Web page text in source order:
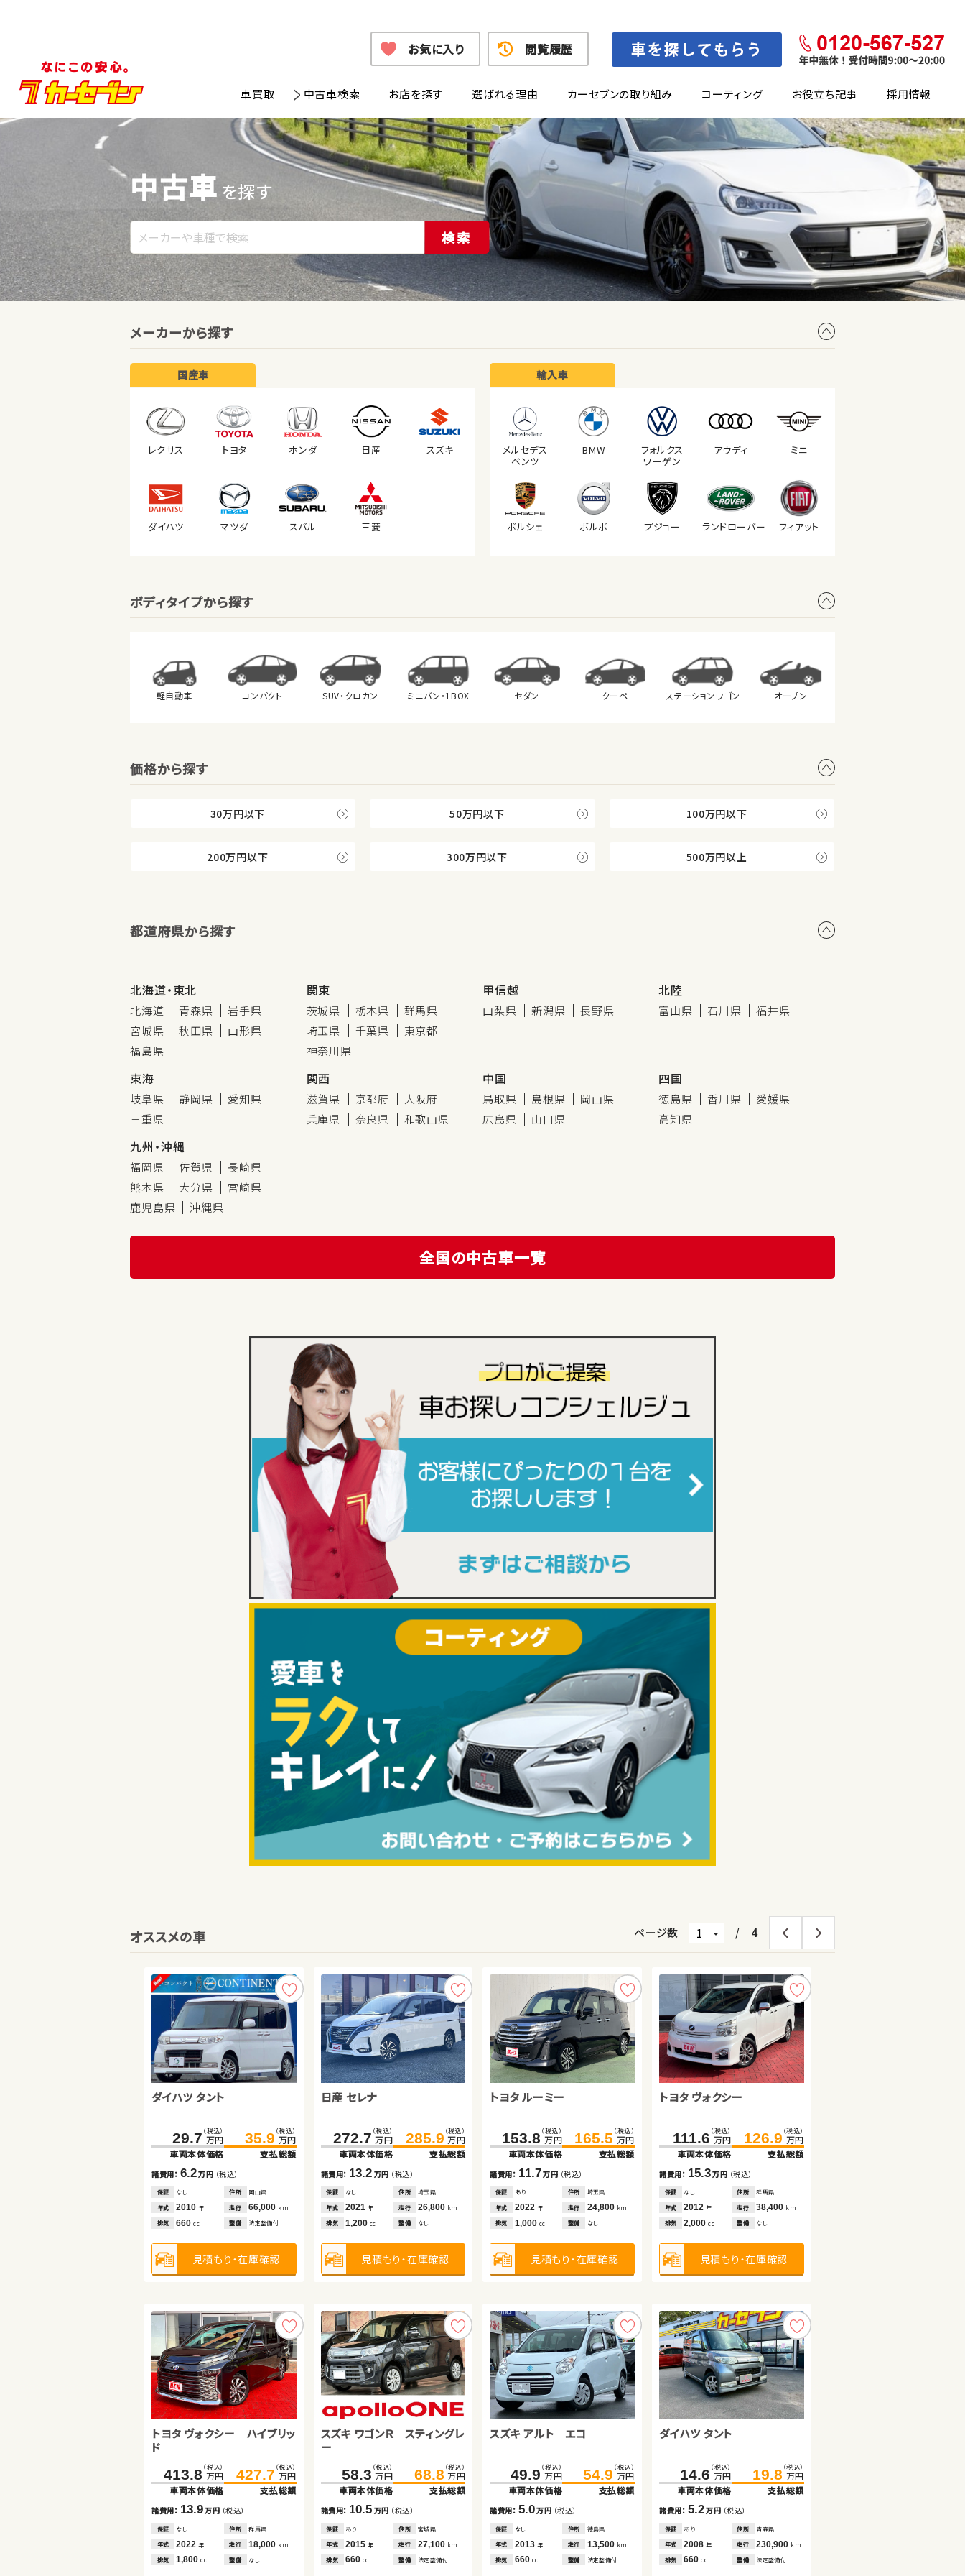
車買取 中古車検索 お店を探す 選ばれる理由 カーセブンの取り組み コーティング お役立ち記事 採用情報
お気に入り 閲覧履歴
中古車 を探す
検索
メーカーから探す
国産車
レクサス トヨタ ホンダ 日産 スズキ
ダイハツ マツダ スバル 三菱
輸入車
メルセデス
ベンツ
BMW
フォルクス
ワーゲン
アウディ ミニ
ポルシェ ボルボ プジョー ランドローバー フィアット
ボディタイプから探す
軽自動車 コンパクト SUV・クロカン ミニバン・1BOX セダン クーペ ステーション ワゴン オープン
価格から探す
30万円以下 50万円以下 100万円以下
200万円以下 300万円以下 500万円以上
都道府県から探す
北海道・東北
北海道 青森県
岩手県
宮城県
秋田県
山形県
福島県
関東
茨城県 栃木県
群馬県
埼玉県
千葉県
東京都
神奈川県
甲信越
山梨県 新潟県 長野県
北陸
富山県 石川県 福井県
東海
岐阜県 静岡県
愛知県
三重県
関西
滋賀県 京都府
大阪府
兵庫県
奈良県 和歌山県
中国
鳥取県 島根県
岡山県
広島県
山口県
四国
徳島県 香川県
愛媛県
高知県
九州・沖縄
福岡県 佐賀県
長崎県
熊本県
大分県
宮崎県
鹿児島県
沖縄県
全国の中古車一覧
オススメの車 ページ数 / 4
ダイハツ タント
29.7 （税込）
万円
車両本体価格
35.9 （税込）
万円
支払総額
諸費用： 6.2万円 （税込）
保証 なし 住所
岡山県
年式
2010年 走行 66,000 km
排気
660cc 整備 法定整備付
見積もり・在庫確認
日産 セレナ
272.7 （税込）
万円
車両本体価格
285.9 （税込）
万円
支払総額
諸費用： 13.2 万円 （税込）
保証 なし 住所
埼玉県
年式
2021年 走行 26,800 km
排気
1,200cc 整備 なし
見積もり・在庫確認
トヨタ ルーミー
153.8 （税込）
万円
車両本体価格
165.5 （税込）
万円
支払総額
諸費用： 11.7万円 （税込）
保証 あり 住所
埼玉県
年式
2022 年 走行 24,800 km
排気
1,000 cc 整備 なし
見積もり・在庫確認
トヨタ ヴォクシー
111.6 （税込）
万円
車両本体価格
126.9 （税込）
万円
支払総額
諸費用： 15.3万円 （税込）
保証 なし 住所
群馬県
年式
2012年 走行 38,400 km
排気
2,000cc 整備 なし
見積もり・在庫確認
トヨタ ヴォクシー ハイブリッ
ド
413.8 （税込）
万円
車両本体価格
427.7 （税込）
万円
支払総額
諸費用： 13.9万円 （税込）
保証 なし 住所
群馬県
年式
2022年 走行 18,000 km
排気
1,800cc 整備 なし
スズキ ワゴンＲ スティングレ
ー
58.3 （税込）
万円
車両本体価格
68.8 （税込）
万円
支払総額
諸費用： 10.5 万円 （税込）
保証 あり 住所
宮城県
年式
2015年 走行 27,100 km
排気
660cc 整備 法定整備付
スズキ アルト エコ
49.9 （税込）
万円
車両本体価格
54.9 （税込）
万円
支払総額
諸費用： 5.0万円 （税込）
保証 なし 住所
徳島県
年式
2013 年 走行 13,500 km
排気
660 cc 整備 法定整備付
ダイハツ タント
14.6 （税込）
万円
車両本体価格
19.8 （税込）
万円
支払総額
諸費用： 5.2万円 （税込）
保証 あり 住所
青森県
年式
2008年 走行 230,900 km
排気
660cc 整備 法定整備付
ホンダ フィット
69.8 （税込）
万円
車両本体価格
78.4 （税込）
万円
支払総額
諸費用： 8.6万円 （税込）
保証 あり 住所
茨城県
年式
2016年 走行 33,600 km
排気
1,300 整備 法定整備付
見積もり・在庫確認
ダイハツ ムーヴ キャンバス
145.8 （税込）
万円
車両本体価格
154.8 （税込）
万円
支払総額
諸費用： 9.0万円（税込）
保証 あり 住所
秋田県
年式
2023年 走行 53,000 km
排気
660cc 整備 法定整備付
見積もり・在庫確認
トヨタ ルーミー
87.0 （税込）
万円
車両本体価格
96.8 （税込）
万円
支払総額
諸費用： 9.8 万円（税込）
保証 あり 住所
北海道
年式
2020 年 走行 97,400 km
排気
1,000 cc 整備 法定整備付
見積もり・在庫確認
トヨタ ノア ハイブリッド
215.4 （税込）
万円
車両本体価格
229.8 （税込）
万円
支払総額
諸費用： 14.4万円 （税込）
保証 あり 住所
宮城県
年式
2020年 走行 103,200km
排気
1,800cc 整備 法定整備付
見積もり・在庫確認
スズキ スイフト
96.8 （税込）
万円
車両本体価格
109.8 （税込）
万円
支払総額
諸費用： 13.0万円 （税込）
保証 あり 住所
秋田県
年式
2019年 走行 47,000 km
排気
1,200cc 整備 法定整備付
トヨタ アルファード
311.8 （税込）
万円
車両本体価格
322.7 （税込）
万円
支払総額
諸費用： 10.9 万円 （税込）
保証 あり 住所
青森県
年式
2019年 走行 89,000 km
排気
2,500 整備 法定整備付
ホンダ フリード ハイブリッド
313.8 （税込）
万円
車両本体価格
324.9 （税込）
万円
支払総額
諸費用： 11.1万円（税込）
保証 あり 住所
福島県
年式
2026 年 走行 100km
排気
1,500 整備 なし
トヨタ プリウス
145.8 （税込）
万円
車両本体価格
159.7 （税込）
万円
支払総額
諸費用： 13.9万円（税込）
保証 あり 住所
北海道
年式
2016年 走行 63,000km
排気
1,800 整備 法定整備付
スズキ ジムニー
218.8 （税込）
万円
車両本体価格
224.5 （税込）
万円
支払総額
諸費用： 5.7万円 （税込）
保証 あり 住所
福島県
年式
2023年 走行 11,800 km
排気
660cc 整備 法定整備付
見積もり・在庫確認
スバル フォレスター
139.8 （税込）
万円
車両本体価格
158.0 （税込）
万円
支払総額
諸費用： 18.2 万円 （税込）
保証 あり 住所
神奈川県
年式
2017年 走行 72,200 km
排気
2,000cc 整備 法定整備付
見積もり・在庫確認
ダイハツ ムーヴ コンテ
52.4 （税込）
万円
車両本体価格
59.9 （税込）
万円
支払総額
諸費用： 7.5 万円（税込）
保証 あり 住所
岩手県
年式
2013 年 走行 67,200 km
排気
660cc 整備 法定整備付
見積もり・在庫確認
トヨタ プリウス
168.9 （税込）
万円
車両本体価格
182.8 （税込）
万円
支払総額
諸費用： 13.9万円 （税込）
保証 あり 住所
埼玉県
年式
2016年 走行 33,500 km
排気
1,800cc 整備 法定整備付
見積もり・在庫確認
スズキ ジムニー
225.0 （税込）
万円
車両本体価格
233.3 （税込）
万円
支払総額
諸費用： 8.3 万円（税込）
保証 あり 住所
愛知県
年式
2026年 走行 100km
排気
660cc 整備 法定整備付
日産 エクストレイル ハイブ
リッド
161.2 （税込）
万円
車両本体価格
169.7 （税込）
万円
支払総額
諸費用： 8.5万円（税込）
保証 なし 住所
岡山県
年式
2018年 走行 49,200 km
排気
2,000 整備 法定整備付
ホンダ フリード
175.8 （税込）
万円
車両本体価格
179.8 （税込）
万円
支払総額
諸費用： 4.0万円 （税込）
保証 あり 住所
北海道
年式
2017 年 走行 59,900 km
排気
1,500 整備 法定整備付
トヨタ ヴェルファイア
288.7 （税込）
万円
車両本体価格
303.5 （税込）
万円
支払総額
諸費用： 14.8万円（税込）
保証 なし 住所
埼玉県
年式
2018年 走行 54,500km
排気
2,500 整備 なし
ホンダ Ｎ ＢＯＸ
128.9 （税込）
万円
車両本体価格
134.9 （税込）
万円
支払総額
諸費用： 6.0万円（税込）
保証 なし 住所
鳥取県
年式
2022年 走行 45,200 km
排気
660cc 整備 法定整備付
見積もり・在庫確認
トヨタ アクア
212.3 （税込）
万円
車両本体価格
222.4 （税込）
万円
支払総額
諸費用： 10.1万円 （税込）
保証 あり 住所
茨城県
年式
2023 年 走行 11,500 km
排気
1,500 cc 整備 なし
見積もり・在庫確認